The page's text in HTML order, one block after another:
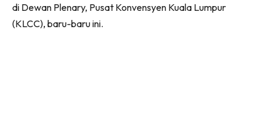
di Dewan Plenary, Pusat Konvensyen Kuala Lumpur
(KLCC), baru-baru ini.